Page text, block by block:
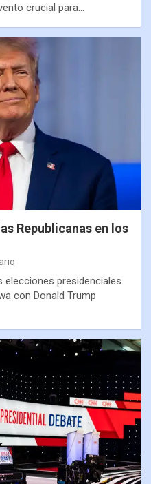
crucial para…
Republicanas en los
elecciones presidenciales
con Donald Trump